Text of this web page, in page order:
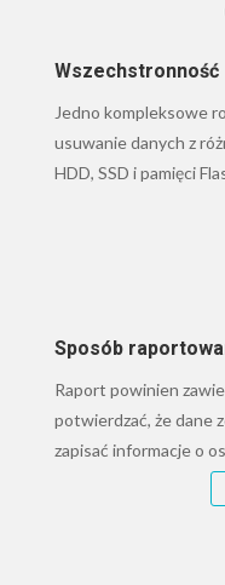
Wszechstronność
Jedno kompleksowe
usuwanie danych z
HDD, SSD i pamięci
Sposób
Raport powinien
potwierdzać, że dane
zapisać informacje o